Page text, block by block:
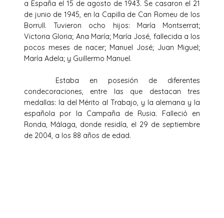
a España el 15 de agosto de 1943. Se casaron el 21
de junio de 1945, en la Capilla de Can Romeu de los
Borrull. Tuvieron ocho hijos: María Montserrat;
Victoria Gloria; Ana María; María José, fallecida a los
pocos meses de nacer; Manuel José; Juan Miguel;
María Adela; y Guillermo Manuel.
Estaba en posesión de diferentes
condecoraciones, entre las que destacan tres
medallas: la del Mérito al Trabajo, y la alemana y la
española por la Campaña de Rusia. Falleció en
Ronda, Málaga, donde residía, el 29 de septiembre
de 2004, a los 88 años de edad.